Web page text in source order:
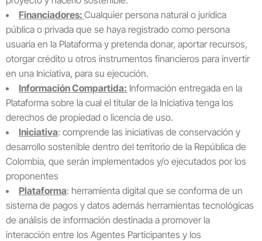
Financiadores: Cualquier persona natural o jurídica
pública o privada que se haya registrado como persona
usuaria en la Plataforma y pretenda donar, aportar recursos,
otorgar crédito u otros instrumentos financieros para invertir
en una Iniciativa, para su ejecución.
Información Compartida: Información entregada en la
Plataforma sobre la cual el titular de la Iniciativa tenga los
derechos de propiedad o licencia de uso.
Iniciativa: comprende las iniciativas de conservación y
desarrollo sostenible dentro del territorio de la República de
Colombia, que serán implementados y/o ejecutados por los
proponentes
Plataforma: herramienta digital que se conforma de un
sistema de pagos y datos además herramientas tecnológicas
de análisis de información destinada a promover la
interacción entre los Agentes Participantes y los